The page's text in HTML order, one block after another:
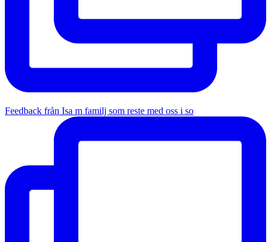
Feedback från Isa m familj som reste med oss i so